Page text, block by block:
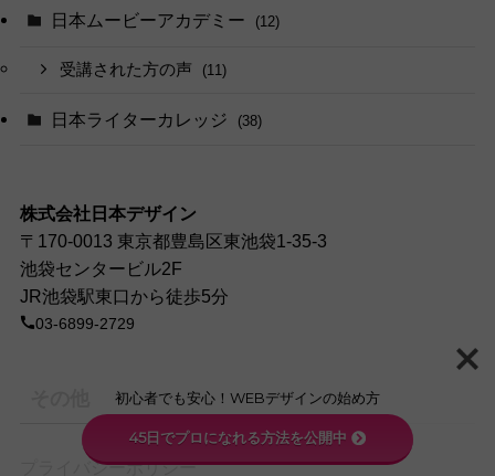
日本ムービーアカデミー (12)
受講された方の声 (11)
日本ライターカレッジ (38)
株式会社日本デザイン
〒170-0013 東京都豊島区東池袋1-35-3
池袋センタービル2F
JR池袋駅東口から徒歩5分
03-6899-2729
プライバシーポリシー
初心者でも安心！WEBデザインの始め方
45日でプロになれる方法を公開中